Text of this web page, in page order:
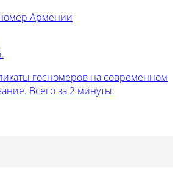
госномеров на современном
Всего за 2 минуты.